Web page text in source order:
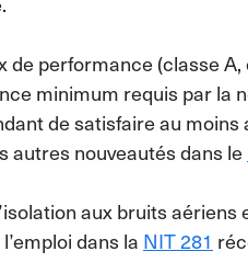
de performance (classe
minimum requis par
de satisfaire au
autres nouveautés dans le
aux bruits
dans la NIT 281